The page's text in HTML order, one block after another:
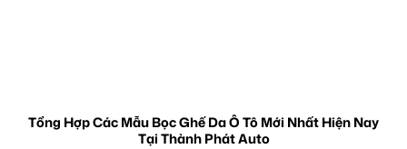
Tổng Hợp Các Mẫu Bọc Ghế Da Ô Tô Mới Nhất Hiện Nay
Tại Thành Phát Auto